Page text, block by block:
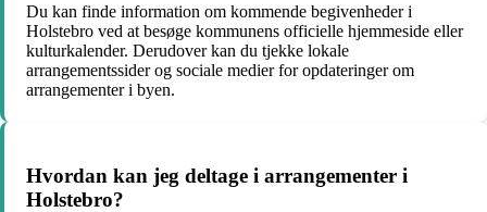
Du kan finde information om kommende begivenheder i
Holstebro ved at besøge kommunens officielle hjemmeside eller
kulturkalender. Derudover kan du tjekke lokale
arrangementssider og sociale medier for opdateringer om
arrangementer i byen.
Hvordan kan jeg deltage i arrangementer i
Holstebro?